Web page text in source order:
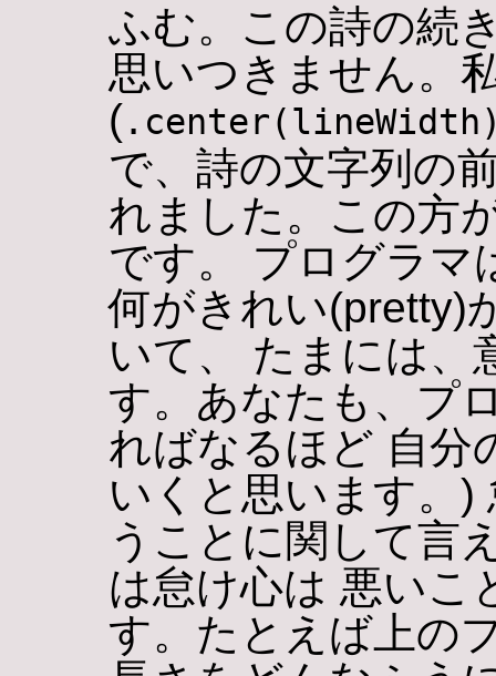
ふむ。この詩の続
思いつきません。
(
で、詩の文字列の
れました。この方
です。 プログラマ
何がきれい(pretty)
いて、 たまには、
す。あなたも、プ
ればなるほど 自分
いくと思います。)
うことに関して言
は怠け心は 悪いこ
す。たとえば上の